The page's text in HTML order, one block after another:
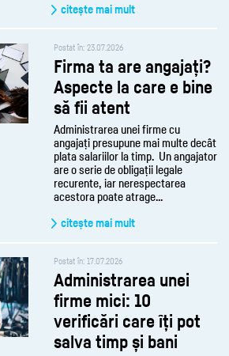
citește mai mult
Postat în: 23.07.2026
Firma ta are angajați?
Aspecte la care e bine
să fii atent
Administrarea unei firme cu
angajați presupune mai multe decât
plata salariilor la timp. Un angajator
are o serie de obligații legale
recurente, iar nerespectarea
acestora poate atrage...
citește mai mult
Postat în: 17.07.2026
Administrarea unei
firme mici: 10
verificări care îți pot
salva timp și bani